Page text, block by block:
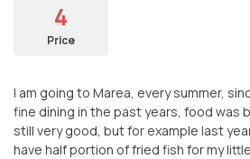
4
Price
I am going to Marea, every summer,
fine dining in the past years, food was
still very good, but for example last
have half portion of fried fish for my